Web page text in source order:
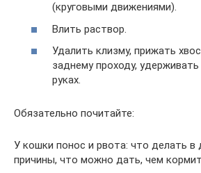
(круговыми движениями).
Влить раствор.
Удалить клизму, прижать
заднему проходу,
руках.
Обязательно почитайте:
У кошки понос и рвота: что делать в
причины, что можно дать, чем